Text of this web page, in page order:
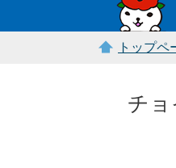
トップペ
チ